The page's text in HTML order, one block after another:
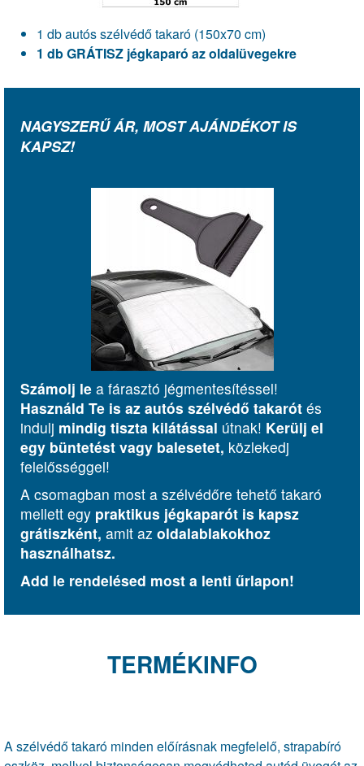
1 db autós szélvédő takaró (150x70 cm)
1 db GRÁTISZ jégkaparó az oldalüvegekre
NAGYSZERŰ ÁR, MOST AJÁNDÉKOT IS
KAPSZ!
Számolj le a fárasztó jégmentesítéssel!
Használd Te is az autós szélvédő takarót és
indulj mindig tiszta kilátással útnak! Kerülj el
egy büntetést vagy balesetet, közlekedj
felelősséggel!
A csomagban most a szélvédőre tehető takaró
mellett egy praktikus jégkaparót is kapsz
grátiszként, amit az oldalablakokhoz
használhatsz.
Add le rendelésed most a lenti űrlapon!
TERMÉKINFO
A szélvédő takaró minden előírásnak megfelelő, strapabíró